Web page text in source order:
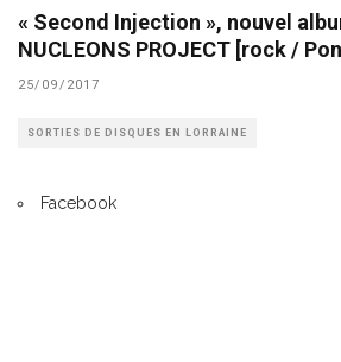
« Second Injection », nouvel
NUCLEONS PROJECT [rock /
25/09/2017
SORTIES DE DISQUES EN LORRAINE
Facebook